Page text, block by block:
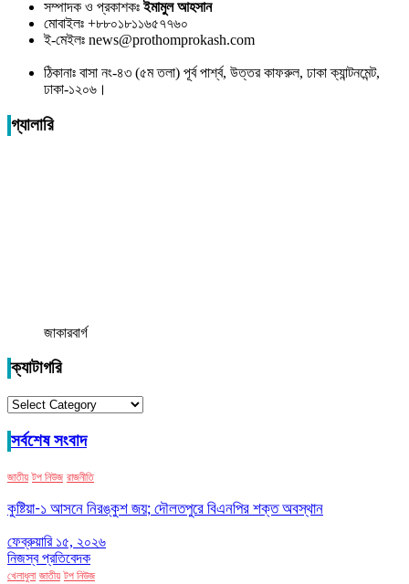
সম্পাদক ও প্রকাশকঃইমামুল আহসান
মোবাইলঃ +৮৮০১৮১১৬৫৭৭৬০
ই-মেইলঃ news@prothomprokash.com
ঠিকানাঃ বাসা নং-৪৩ (৫ম তলা) পূর্ব পার্শ্ব, উত্তর কাফরুল, ঢাকা ক্যান্টনমেন্ট,
ঢাকা-১২০৬।
গ্যালারি
জাকারবার্গ
ক্যাটাগরি
ক্যাটাগরি
সর্বশেষ সংবাদ
জাতীয় টপ নিউজ রাজনীতি
কুষ্টিয়া-১ আসনে নিরঙ্কুশ জয়; দৌলতপুরে বিএনপির শক্ত অবস্থান
ফেব্রুয়ারি ১৫, ২০২৬
নিজস্ব প্রতিবেদক
খেলাধুলা জাতীয় টপ নিউজ